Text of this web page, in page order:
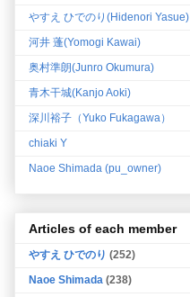
やすえ ひでのり(Hidenori Yasue)
河井 蓬(Yomogi Kawai)
奥村準朗(Junro Okumura)
青木干城(Kanjo Aoki)
深川裕子（Yuko Fukagawa）
chiaki Y
Naoe Shimada (pu_owner)
Articles of each member
やすえ ひでのり (252)
Naoe Shimada (238)